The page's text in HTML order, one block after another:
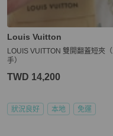
Louis Vuitton
LOUIS VUITTON 雙開翻蓋短夾
手）
TWD 14,200
狀況良好 本地 免運